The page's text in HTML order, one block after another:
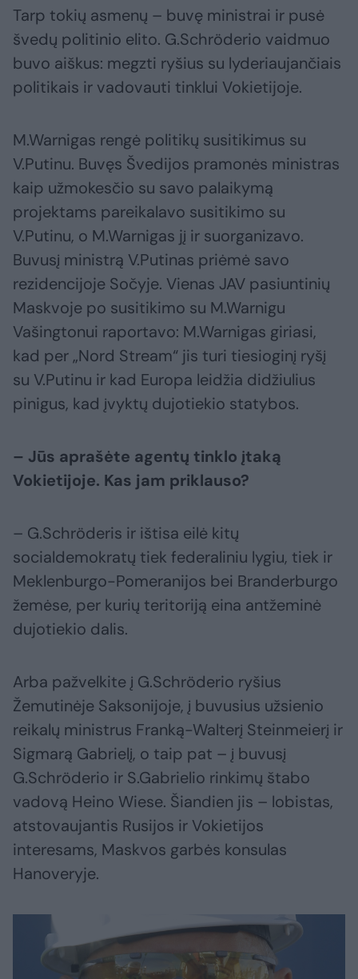
Tarp tokių asmenų – buvę ministrai ir pusė
švedų politinio elito. G.Schröderio vaidmuo
buvo aiškus: megzti ryšius su lyderiaujančiais
politikais ir vadovauti tinklui Vokietijoje.
M.Warnigas rengė politikų susitikimus su
V.Putinu. Buvęs Švedijos pramonės ministras
kaip užmokesčio su savo palaikymą
projektams pareikalavo susitikimo su
V.Putinu, o M.Warnigas jį ir suorganizavo.
Buvusį ministrą V.Putinas priėmė savo
rezidencijoje Sočyje. Vienas JAV pasiuntinių
Maskvoje po susitikimo su M.Warnigu
Vašingtonui raportavo: M.Warnigas giriasi,
kad per „Nord Stream“ jis turi tiesioginį ryšį
su V.Putinu ir kad Europa leidžia didžiulius
pinigus, kad įvyktų dujotiekio statybos.
– Jūs aprašėte agentų tinklo įtaką
Vokietijoje. Kas jam priklauso?
– G.Schröderis ir ištisa eilė kitų
socialdemokratų tiek federaliniu lygiu, tiek ir
Meklenburgo-Pomeranijos bei Branderburgo
žemėse, per kurių teritoriją eina antžeminė
dujotiekio dalis.
Arba pažvelkite į G.Schröderio ryšius
Žemutinėje Saksonijoje, į buvusius užsienio
reikalų ministrus Franką-Walterį Steinmeierį ir
Sigmarą Gabrielį, o taip pat – į buvusį
G.Schröderio ir S.Gabrielio rinkimų štabo
vadovą Heino Wiese. Šiandien jis – lobistas,
atstovaujantis Rusijos ir Vokietijos
interesams, Maskvos garbės konsulas
Hanoveryje.